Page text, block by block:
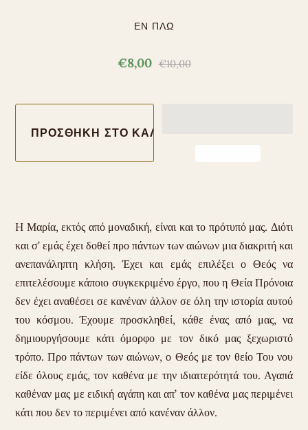
ΕΝ ΠΛΩ
€8,00 €10,00
H Μαρία, εκτός από μοναδική, είναι και το πρότυπό μας. Διότι
και σ’ εμάς έχει δοθεί προ πάντων των αιώνων μια διακριτή και
ανεπανάληπτη κλήση. Έχει και εμάς επιλέξει ο Θεός να
επιτελέσουμε κάποιο συγκεκριμένο έργο, που η Θεία Πρόνοια
δεν έχει αναθέσει σε κανέναν άλλον σε όλη την ιστορία αυτού
του κόσμου. Έχουμε προσκληθεί, κάθε ένας από μας, να
δημιουργήσουμε κάτι όμορφο με τον δικό μας ξεχωριστό
τρόπο. Προ πάντων των αιώνων, ο Θεός με τον θείο Του νου
είδε όλους εμάς, τον καθένα με την ιδιαιτερότητά του. Αγαπά
καθέναν μας με ειδική αγάπη και απ’ τον καθένα μας περιμένει
κάτι που δεν το περιμένει από κανέναν άλλον.